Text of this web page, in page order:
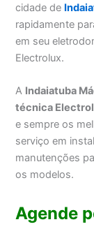
cidade de
rapidamente
em seu
Electrolux.
A Indaiatuba
técnica
e sempre os
serviço em
manutenções
os modelos.
Agende